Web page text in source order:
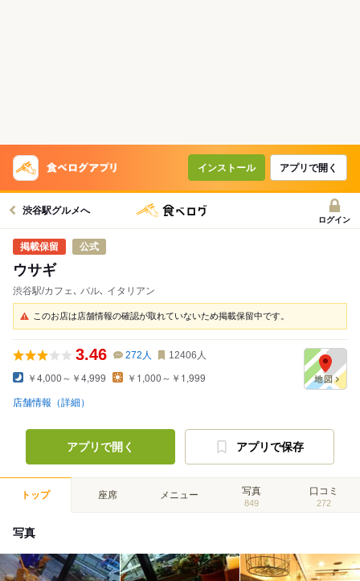
インストール アプリで開く
渋谷駅グルメへ
ログイン
公式
ウサギ
渋谷駅/カフェ､ バル､ イタリアン
このお店は店舗情報の確認が取れていないため掲載保留中です。
3.46 272 人 12406 人
￥4,000～￥4,999 ￥1,000～￥1,999
店舗情報（詳細）
アプリで開く アプリで保存
トップ 座席 メニュー 写真
849
口コミ
272
写真